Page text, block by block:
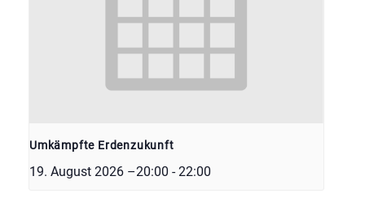
Umkämpfte Erdenzukunft
19. August 2026 –20:00 - 22:00